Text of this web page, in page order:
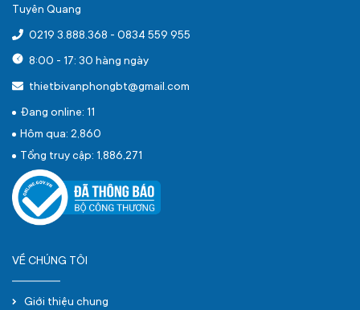
Tuyên Quang
0219 3.888.368 - 0834 559 955
8:00 - 17: 30 hàng ngày
thietbivanphongbt@gmail.com
Đang online: 11
Hôm qua: 2,860
Tổng truy cập: 1,886,271
VỀ CHÚNG TÔI
Giới thiệu chung